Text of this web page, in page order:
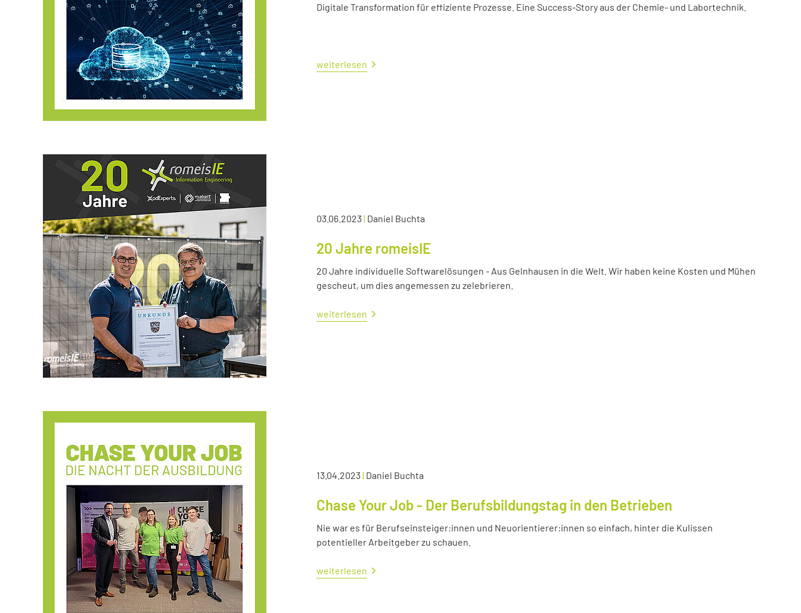
Digitale Transformation für effiziente Prozesse. Eine Success-Story aus der Chemie- und Labortechnik.
weiterlesen
03.06.2023| Daniel Buchta
20 Jahre romeisIE
20 Jahre individuelle Softwarelösungen - Aus Gelnhausen in die Welt. Wir haben keine Kosten und Mühen
gescheut, um dies angemessen zu zelebrieren.
weiterlesen
13.04.2023| Daniel Buchta
Chase Your Job - Der Berufsbildungstag in den Betrieben
Nie war es für Berufseinsteiger:innen und Neuorientierer:innen so einfach, hinter die Kulissen
potentieller Arbeitgeber zu schauen.
weiterlesen